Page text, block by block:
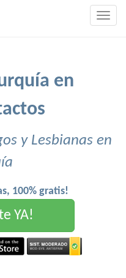
en
y Lesbianas en
100% gratis!
YA!